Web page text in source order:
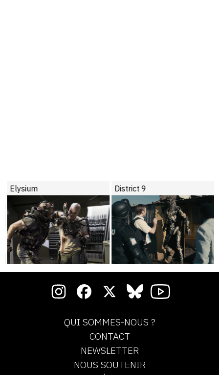
Elysium District 9
QUI SOMMES-NOUS ?
CONTACT
NEWSLETTER
NOUS SOUTENIR